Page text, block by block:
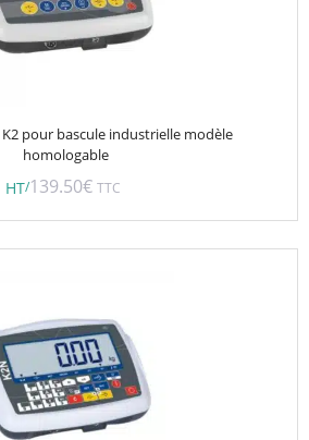
pour bascule industrielle modèle
homologable
HT/139.50€ TTC